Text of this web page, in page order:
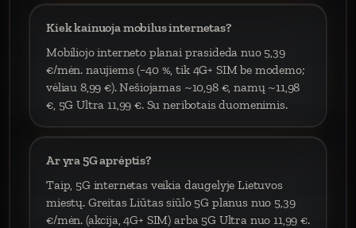
Kiek kainuoja mobilus internetas?
Mobiliojo interneto planai prasideda nuo 5,39
€/mėn. naujiems (−40 %, tik 4G+ SIM be modemo;
vėliau 8,99 €). Nešiojamas ~10,98 €, namų ~11,98
€, 5G Ultra 11,99 €. Su neribotais duomenimis.
Ar yra 5G aprėptis?
Taip, 5G internetas veikia daugelyje Lietuvos
miestų. Greitas Liūtas siūlo 5G planus nuo 5,39
€/mėn. (akcija, 4G+ SIM) arba 5G Ultra nuo 11,99 €.